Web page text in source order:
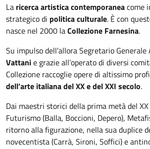
La ricerca artistica contemporaneacome
strategico di politica culturale. È con
nasce nel 2000 laCollezione Farnesina.
Su impulso dell’allora Segretario Generale
Vattanie grazie all’operato di diversi
Collezione raccoglie opere di altissimo
dell’arte italiana del XX e del XXI secolo.
Dai maestri storici della prima metà del
Futurismo (Balla, Boccioni, Depero),
ritorno alla figurazione, nella sua duplice
novecentista (Carrà, Sironi, Soffici) e